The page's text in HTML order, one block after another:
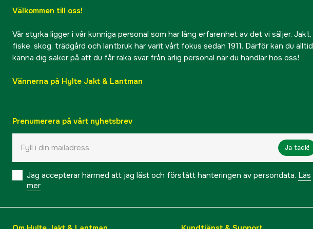
Välkommen till oss!
Vår styrka ligger i vår kunniga personal som har lång erfarenhet av det vi säljer. Jakt,
fiske, skog, trädgård och lantbruk har varit vårt fokus sedan 1911. Därför kan du alltid
känna dig säker på att du får raka svar från ärlig personal när du handlar hos oss!
Vännerna på Hylte Jakt & Lantman
Prenumerera på vårt nyhetsbrev
Ja tack!
Jag accepterar härmed att jag läst och förstått hanteringen av persondata. Läs
mer